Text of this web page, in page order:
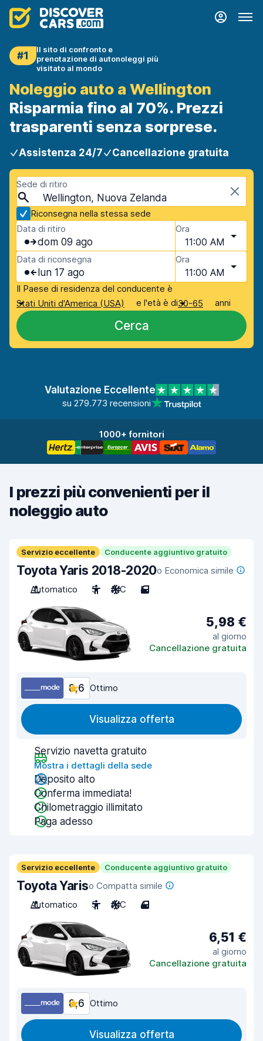
#1
Il sito di confronto e
prenotazione di autonoleggi più
visitato al mondo
Noleggio auto a Wellington
Risparmia fino al 70%. Prezzi
trasparenti senza sorprese.
Assistenza 24/7 Cancellazione gratuita
Sede di ritiro
Wellington, Nuova Zelanda
Riconsegna nella stessa sede
Data di ritiro
dom 09 ago
Ora
11:00 AM
Data di riconsegna
lun 17 ago
Ora
11:00 AM
Il Paese di residenza del conducente è
Stati Uniti d'America (USA)
e l'età è di30-65 anni
Cerca
Valutazione Eccellente
su 279.773 recensioni
1000+ fornitori
I prezzi più convenienti per il
noleggio auto
Servizio eccellente Conducente aggiuntivo gratuito
Toyota Yaris 2018-2020o Economica simile
Automatico
5 A/C 5
5,98 €
al giorno
Cancellazione gratuita
8,6 Ottimo
Visualizza offerta
Servizio navetta gratuito
Mostra i dettagli della sede
Deposito alto
Conferma immediata!
Chilometraggio illimitato
Paga adesso
Servizio eccellente Conducente aggiuntivo gratuito
Toyota Yariso Compatta simile
Automatico
5 A/C 4
6,51 €
al giorno
Cancellazione gratuita
8,6 Ottimo
Visualizza offerta